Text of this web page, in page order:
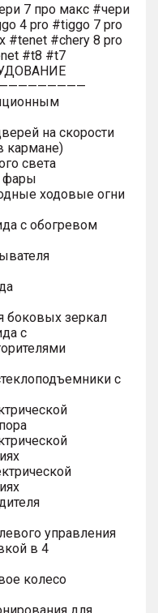
7 про макс #чери
4 pro #tiggo 7 pro
#tenet #chery 8 pro
#t8 #t7
на скорости
кармане)
света
фары
ходовые огни
с обогревом
боковых зеркал
с
с
управления
в 4
колесо
для